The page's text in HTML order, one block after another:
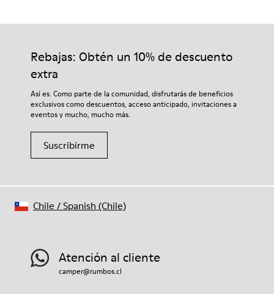
Rebajas: Obtén un 10% de descuento
extra
Así es. Como parte de la comunidad, disfrutarás de beneficios
exclusivos como descuentos, acceso anticipado, invitaciones a
eventos y mucho, mucho más.
Suscribirme
Atención al cliente
camper@rumbos.cl
Chile /Spanish (Chile)